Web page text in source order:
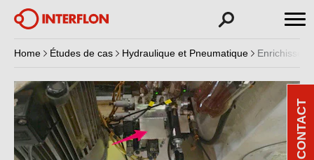
Home Études de cas Hydraulique et Pneumatique
CONTACT